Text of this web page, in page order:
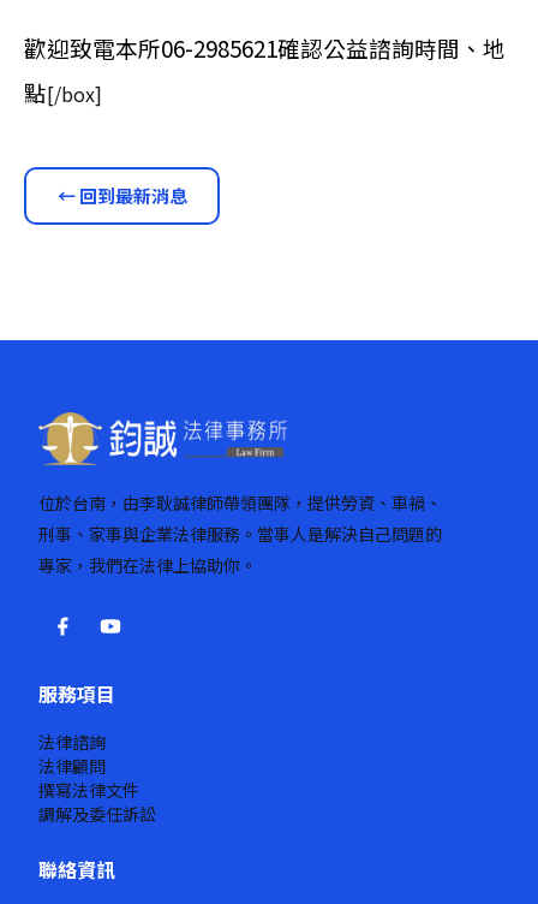
歡迎致電本所06-2985621確認公益諮詢時間、地
點[/box]
← 回到最新消息
位於台南，由李耿誠律師帶領團隊，提供勞資、車禍、
刑事、家事與企業法律服務。當事人是解決自己問題的
專家，我們在法律上協助你。
服務項目
法律諮詢
法律顧問
撰寫法律文件
調解及委任訴訟
聯絡資訊